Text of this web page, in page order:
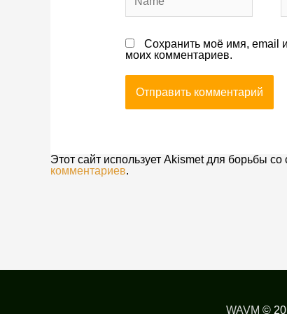
Сохранить моё имя, email
моих комментариев.
Этот сайт использует Akismet для борьбы
комментариев.
WAVM ©